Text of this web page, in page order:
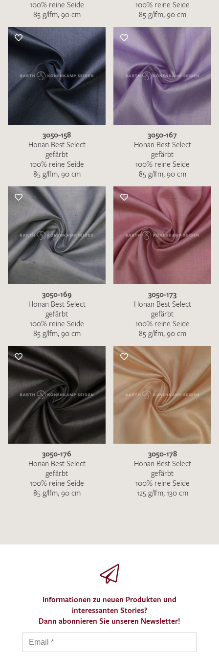
100% reine Seide
85 g/lfm, 90 cm
100% reine Seide
85 g/lfm, 90 cm
3050-158
Honan Best Select
gefärbt
100% reine Seide
85 g/lfm, 90 cm
3050-167
Honan Best Select
gefärbt
100% reine Seide
85 g/lfm, 90 cm
3050-169
Honan Best Select
gefärbt
100% reine Seide
85 g/lfm, 90 cm
3050-173
Honan Best Select
gefärbt
100% reine Seide
85 g/lfm, 90 cm
3050-176
Honan Best Select
gefärbt
100% reine Seide
85 g/lfm, 90 cm
3050-178
Honan Best Select
gefärbt
100% reine Seide
125 g/lfm, 130 cm
Informationen zu neuen Produkten und
interessanten Stories?
Dann abonnieren Sie unseren Newsletter!